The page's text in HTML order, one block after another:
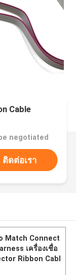
Cable
negotiated
ติดต่อเรา
Match Connect
เครื่องเชื่อ
Ribbon Cabl